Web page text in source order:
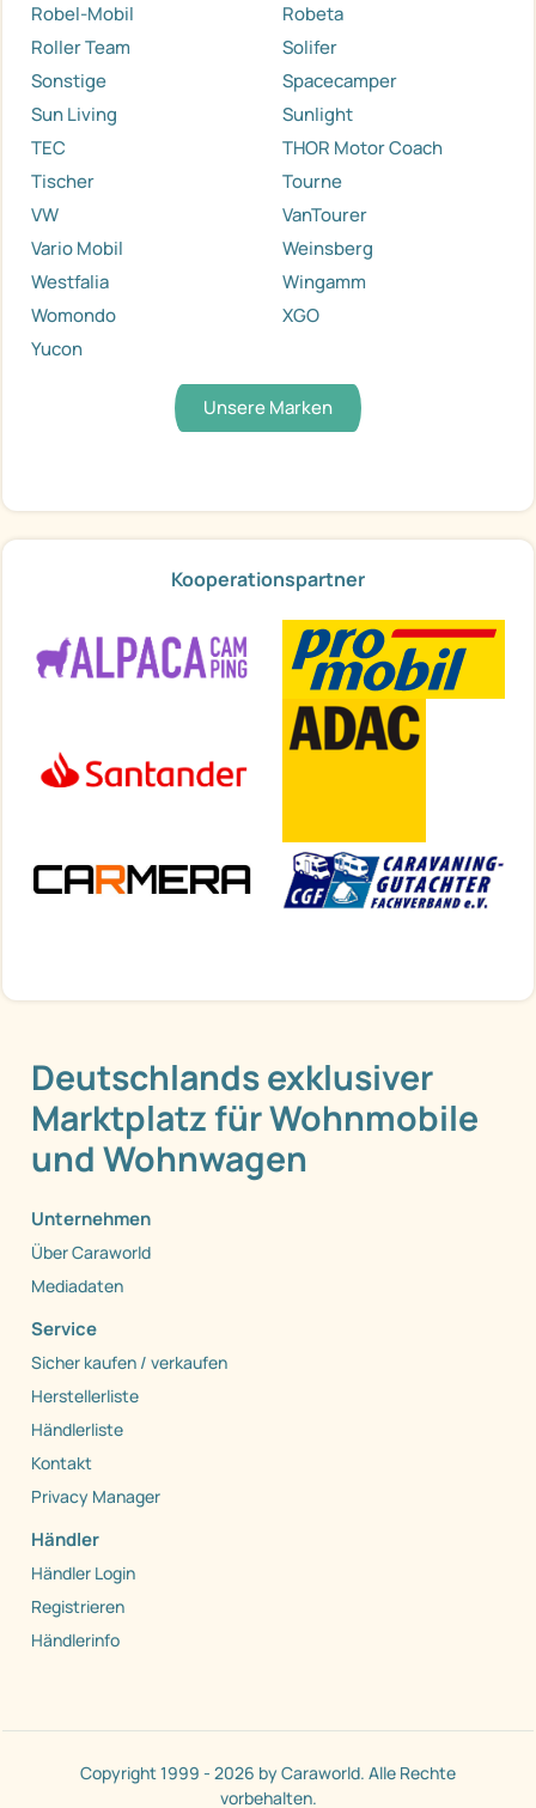
Robel-Mobil
Robeta
Roller Team
Solifer
Sonstige
Spacecamper
Sun Living
Sunlight
TEC
THOR Motor Coach
Tischer
Tourne
VW
VanTourer
Vario Mobil
Weinsberg
Westfalia
Wingamm
Womondo
XGO
Yucon
Unsere Marken
Kooperationspartner
Deutschlands exklusiver
Marktplatz für Wohnmobile
und Wohnwagen
Unternehmen
Über Caraworld
Mediadaten
Service
Sicher kaufen / verkaufen
Herstellerliste
Händlerliste
Kontakt
Privacy Manager
Händler
Händler Login
Registrieren
Händlerinfo
Copyright 1999 - 2026 by Caraworld. Alle Rechte
vorbehalten.